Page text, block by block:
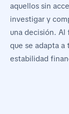
aquellos sin
investigar y
una decisión. Al
que se adapta a
estabilidad